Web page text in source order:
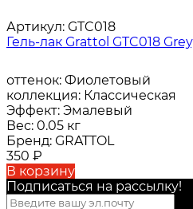
Артикул: GTC018
Гель-лак Grattol GTC018
оттенок: Фиолетовый
коллекция: Классическая
Эффект: Эмалевый
Вес: 0.05 кг
Бренд: GRATTOL
350 ₽
В корзину
Подписаться на рассылкy!